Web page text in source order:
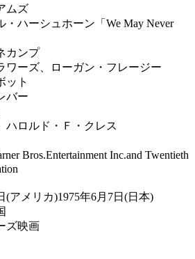
ムズ
ハーシュホーン「We May Never
カンプ
ワーズ、ローガン・フレージー
ット
バー
ハロルド・Ｆ・クレス
Bros.Entertainment Inc.and Twentieth
(アメリカ)1975年6月7日(日本)
ズ映画